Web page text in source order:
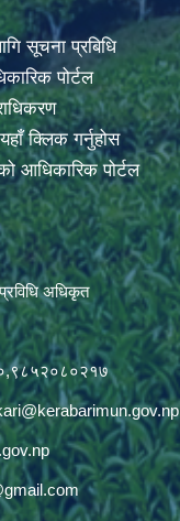
सूचना प्रबिधि
पोर्टल
क्लिक गर्नुहोस
आधिकारिक पोर्टल
अधिकृत